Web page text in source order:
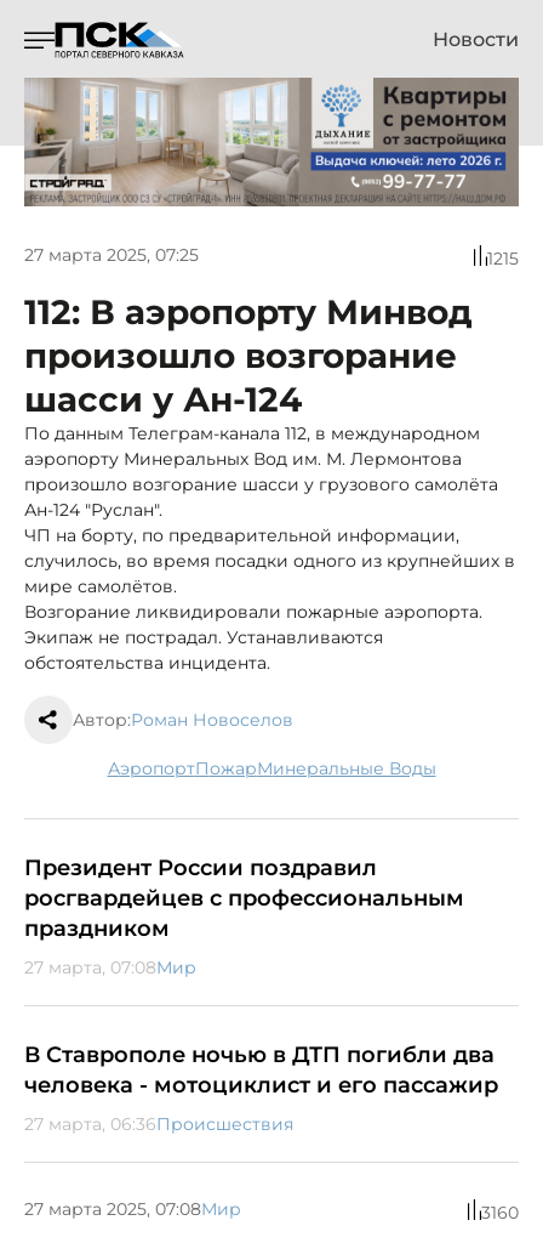
Новости
27 марта 2025, 07:25 1215
112: В аэропорту Минвод
произошло возгорание
шасси у Ан-124
По данным Телеграм-канала 112, в международном
аэропорту Минеральных Вод им. М. Лермонтова
произошло возгорание шасси у грузового самолёта
Ан-124 "Руслан".
ЧП на борту, по предварительной информации,
случилось, во время посадки одного из крупнейших в
мире самолётов.
Возгорание ликвидировали пожарные аэропорта.
Экипаж не пострадал. Устанавливаются
обстоятельства инцидента.
Автор:Роман Новоселов
аэропорт пожар Минеральные Воды
Президент России поздравил
росгвардейцев с профессиональным
праздником
27 марта, 07:08Мир
В Ставрополе ночью в ДТП погибли два
человека - мотоциклист и его пассажир
27 марта, 06:36Происшествия
27 марта 2025, 07:08Мир 3160